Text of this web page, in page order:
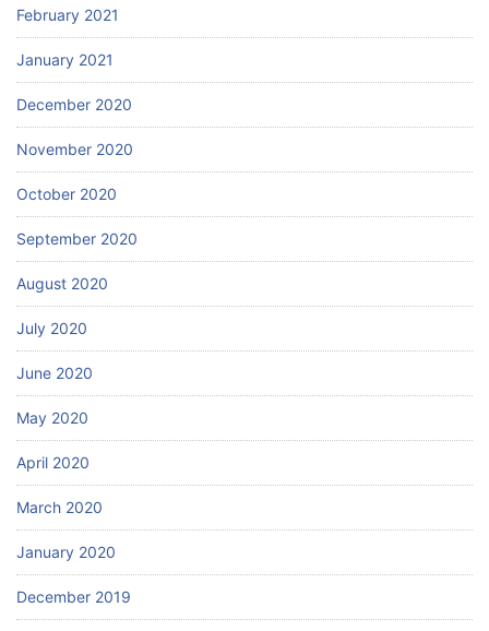
February 2021
January 2021
December 2020
November 2020
October 2020
September 2020
August 2020
July 2020
June 2020
May 2020
April 2020
March 2020
January 2020
December 2019